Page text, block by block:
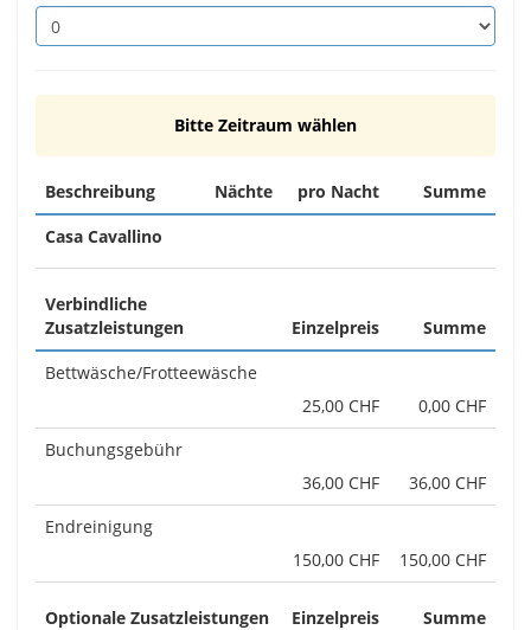
Bitte Zeitraum wählen
Beschreibung Nächte pro Nacht
Summe
Casa Cavallino
Verbindliche
Zusatzleistungen
Einzelpreis
Summe
Bettwäsche/Frotteewäsche
25,00 CHF
0,00 CHF
Buchungsgebühr
36,00 CHF
36,00 CHF
Endreinigung
150,00 CHF
150,00 CHF
Optionale Zusatzleistungen Einzelpreis
Summe